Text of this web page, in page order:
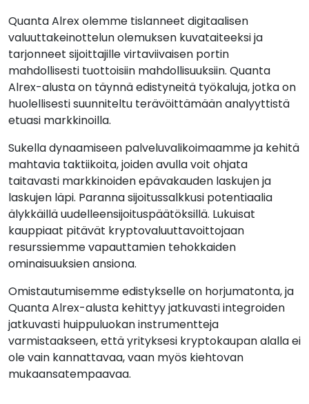
Quanta Alrex olemme tislanneet digitaalisen
valuuttakeinottelun olemuksen kuvataiteeksi ja
tarjonneet sijoittajille virtaviivaisen portin
mahdollisesti tuottoisiin mahdollisuuksiin. Quanta
Alrex-alusta on täynnä edistyneitä työkaluja, jotka on
huolellisesti suunniteltu terävöittämään analyyttistä
etuasi markkinoilla.
Sukella dynaamiseen palveluvalikoimaamme ja kehitä
mahtavia taktiikoita, joiden avulla voit ohjata
taitavasti markkinoiden epävakauden laskujen ja
laskujen läpi. Paranna sijoitussalkkusi potentiaalia
älykkäillä uudelleensijoituspäätöksillä. Lukuisat
kauppiaat pitävät kryptovaluuttavoittojaan
resurssiemme vapauttamien tehokkaiden
ominaisuuksien ansiona.
Omistautumisemme edistykselle on horjumatonta, ja
Quanta Alrex-alusta kehittyy jatkuvasti integroiden
jatkuvasti huippuluokan instrumentteja
varmistaakseen, että yrityksesi kryptokaupan alalla ei
ole vain kannattavaa, vaan myös kiehtovan
mukaansatempaavaa.